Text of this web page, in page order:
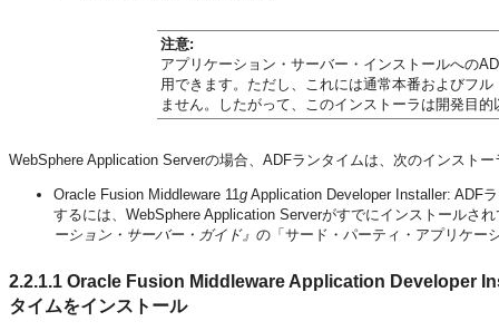
注意:
アプリケーション・サーバー・インストールへの
用できます。ただし、これには通常本番およびフ
ません。したがって、このインストーラは開発目
WebSphere Application Serverの場合、ADFランタイムは、次のインスト
Oracle Fusion Middleware 11g Application Developer Installer: ADF
するには、WebSphere Application Serverがすでにインストールさ
ーション・サーバー・ガイド』 の「サード・パーティ・アプリケー
2.2.1.1 Oracle Fusion Middleware Application Developer
タイムをインストール